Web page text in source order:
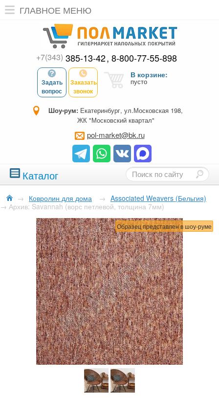
ГЛАВНОЕ МЕНЮ
+7(343) 385-13-42 8-800-77-55-898
Задать
вопрос
Заказать
звонок
В корзине:
пусто
Шоу-рум: Екатеринбург, ул.Московская 198,
ЖК "Московский квартал"
pol-market@bk.ru
Каталог
→ Ковролин для дома → Associated Weavers (Бельгия)
→ Архив: Savannah (ворс петлевой, толщина 7мм)
Образец представлен в шоу-руме